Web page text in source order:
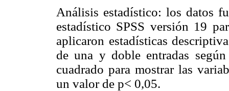
Análisis estadístico: los datos
estadístico SPSS versión 19
aplicaron estadísticas
de una y doble entradas
cuadrado para mostrar las
un valor de p< 0,05.